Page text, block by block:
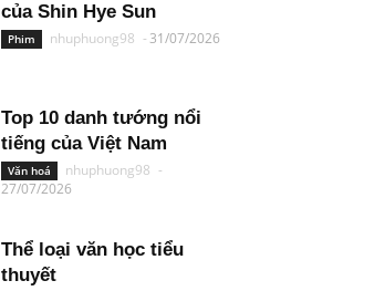
của Shin Hye Sun
Phim nhuphuong98 - 31/07/2026
Top 10 danh tướng nổi
tiếng của Việt Nam
Văn hoá nhuphuong98 -
27/07/2026
Thể loại văn học tiểu
thuyết